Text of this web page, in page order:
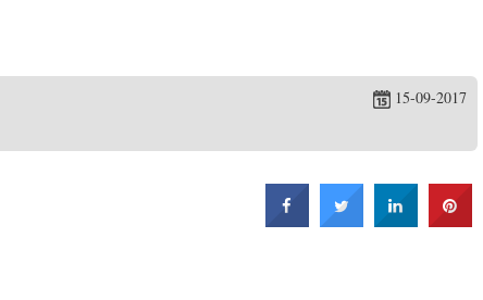
15-09-2017